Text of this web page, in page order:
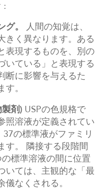
。
人間の知覚は、
きく異なります。ある
表現するものを、別の
いている」と表現する
断に影響を与えるた
。
剤) USPの色規格で
照溶液が定義されてい
の標準液がファミリ
す。 隣接する段階間
標準溶液の間に位置
いては、主観的な「最
なくされる。